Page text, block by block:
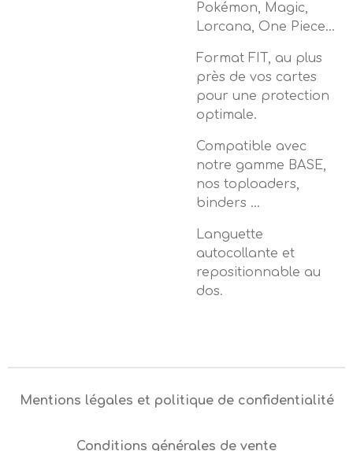
Pokémon, Magic,
Lorcana, One Piece...
Format FIT, au plus
près de vos cartes
pour une protection
optimale.
Compatible avec
notre gamme BASE,
nos toploaders,
binders ...
Languette
autocollante et
repositionnable au
dos.
Mentions légales et politique de confidentialité
Conditions générales de vente